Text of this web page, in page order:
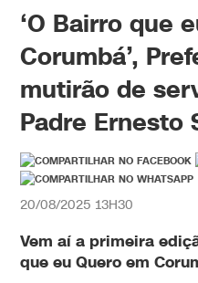
‘O Bairro que
Corumbá’,
mutirão de
Padre Ernesto
20/08/2025 13H30
Vem aí a primeira
que eu Quero em